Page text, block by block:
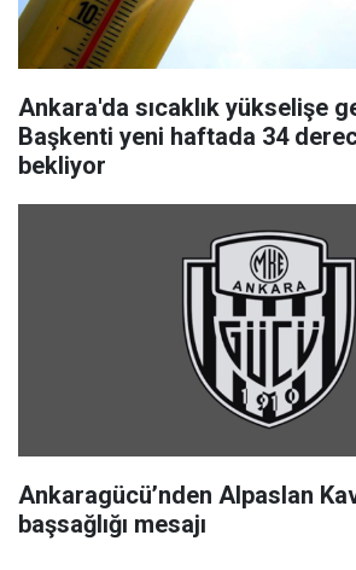
Ankara'da sıcaklık yükselişe
Başkenti yeni haftada 34
bekliyor
Ankaragücü’nden Alpaslan
başsağlığı mesajı